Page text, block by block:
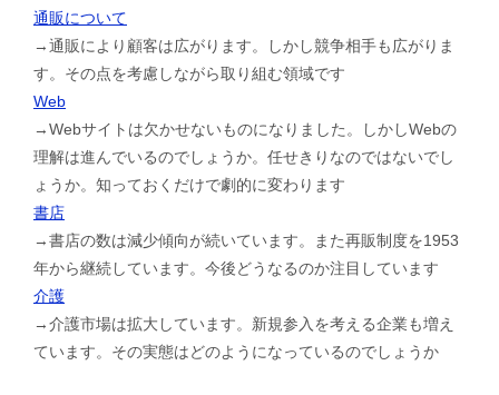
通販について
→通販により顧客は広がります。しかし競争相手も広がりま
す。その点を考慮しながら取り組む領域です
Web
→Webサイトは欠かせないものになりました。しかしWebの
理解は進んでいるのでしょうか。任せきりなのではないでし
ょうか。知っておくだけで劇的に変わります
書店
→書店の数は減少傾向が続いています。また再販制度を1953
年から継続しています。今後どうなるのか注目しています
介護
→介護市場は拡大しています。新規参入を考える企業も増え
ています。その実態はどのようになっているのでしょうか